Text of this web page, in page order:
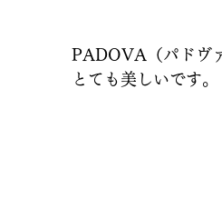
PADOVA（パドヴ
とても美しいです。